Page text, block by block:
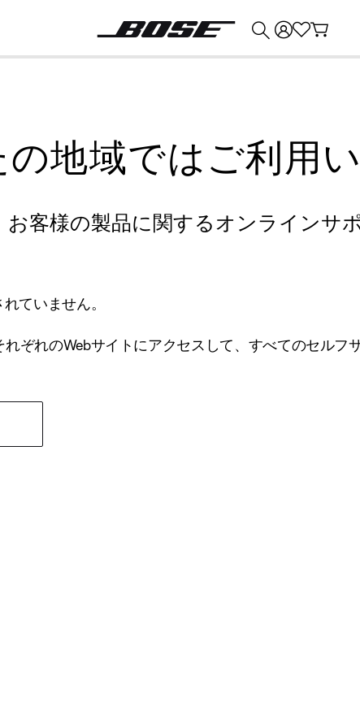
地域ではご利用
客様の製品に関するオンラインサ
ていません。
ぞれのWebサイトにアクセスして、すべてのセルフ